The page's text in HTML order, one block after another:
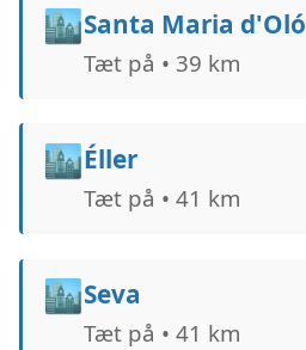
🏙️Santa Maria d'Oló
Tæt på • 39 km
🏙️Éller
Tæt på • 41 km
🏙️Seva
Tæt på • 41 km